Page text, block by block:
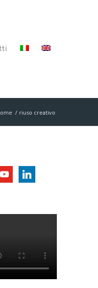
/ riuso creativo
youtubelinkedin